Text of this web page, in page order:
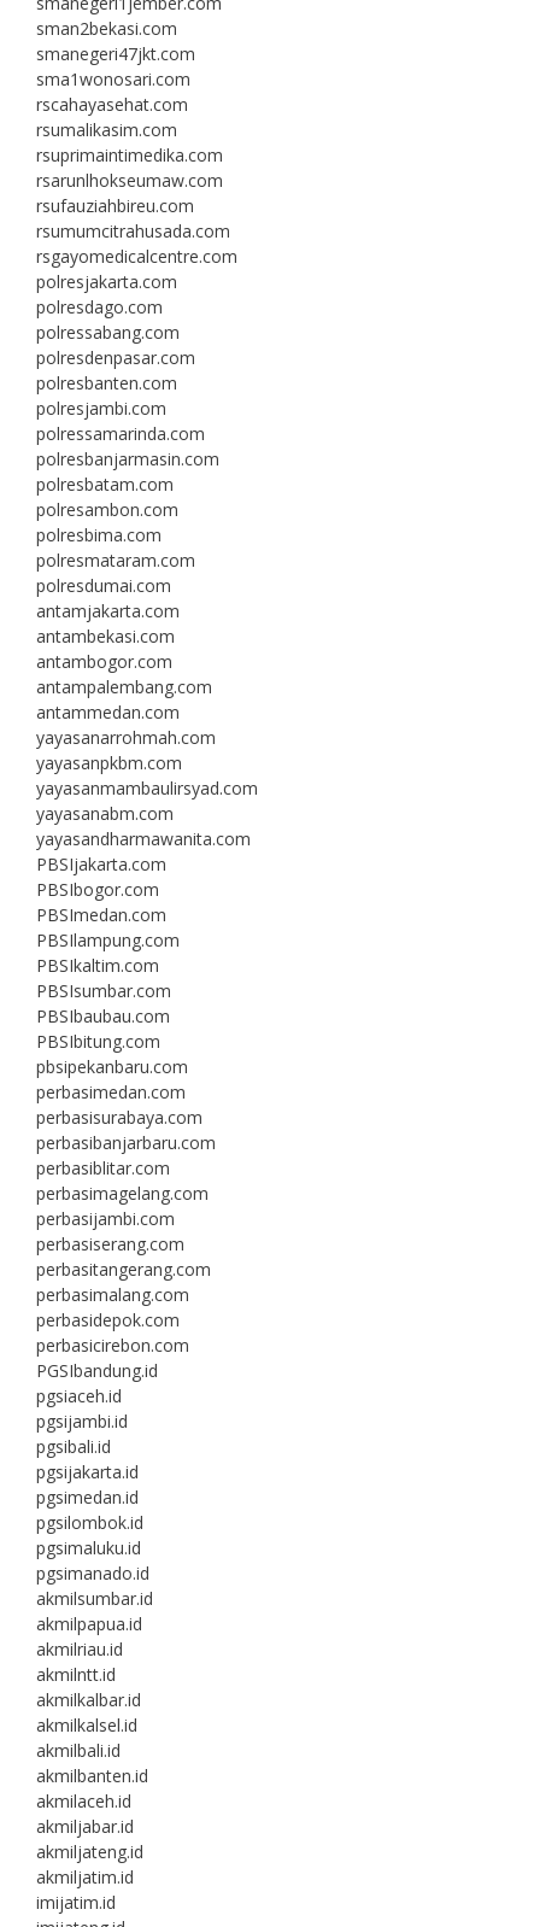
sman2bekasi.com
smanegeri47jkt.com
sma1wonosari.com
rscahayasehat.com
rsumalikasim.com
rsuprimaintimedika.com
rsarunlhokseumaw.com
rsufauziahbireu.com
rsumumcitrahusada.com
rsgayomedicalcentre.com
polresjakarta.com
polresdago.com
polressabang.com
polresdenpasar.com
polresbanten.com
polresjambi.com
polressamarinda.com
polresbanjarmasin.com
polresbatam.com
polresambon.com
polresbima.com
polresmataram.com
polresdumai.com
antamjakarta.com
antambekasi.com
antambogor.com
antampalembang.com
antammedan.com
yayasanarrohmah.com
yayasanpkbm.com
yayasanmambaulirsyad.com
yayasanabm.com
yayasandharmawanita.com
PBSIjakarta.com
PBSIbogor.com
PBSImedan.com
PBSIlampung.com
PBSIkaltim.com
PBSIsumbar.com
PBSIbaubau.com
PBSIbitung.com
pbsipekanbaru.com
perbasimedan.com
perbasisurabaya.com
perbasibanjarbaru.com
perbasiblitar.com
perbasimagelang.com
perbasijambi.com
perbasiserang.com
perbasitangerang.com
perbasimalang.com
perbasidepok.com
perbasicirebon.com
PGSIbandung.id
pgsiaceh.id
pgsijambi.id
pgsibali.id
pgsijakarta.id
pgsimedan.id
pgsilombok.id
pgsimaluku.id
pgsimanado.id
akmilsumbar.id
akmilpapua.id
akmilriau.id
akmilntt.id
akmilkalbar.id
akmilkalsel.id
akmilbali.id
akmilbanten.id
akmilaceh.id
akmiljabar.id
akmiljateng.id
akmiljatim.id
imijatim.id